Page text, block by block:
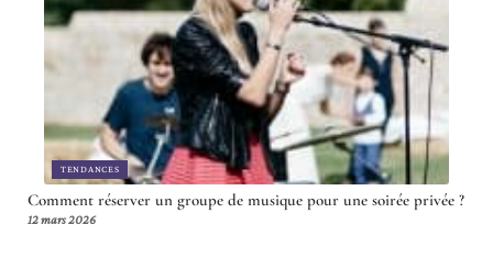
TENDANCES
Comment réserver un groupe de musique pour une soirée privée ?
12 mars 2026